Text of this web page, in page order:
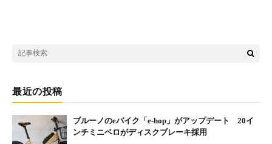
最近の投稿
ブルーノのeバイク「e-hop」がアップデート 20イ
ンチミニベロがディスクブレーキ採用